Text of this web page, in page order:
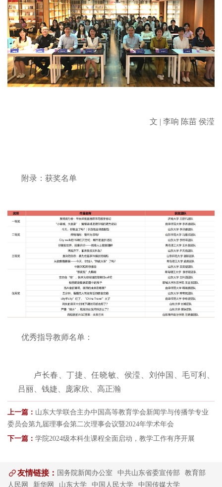
文 | 李响 陈苗 侯滢
附录：获奖名单
优秀指导教师名单：
卢长春、丁捷、任晓敏、侯滢、刘仲国、毛可利、
吕丽、钱婕、庞家欣、高正瀚
上一篇： 山东大学联合主办中国高等教育学会新闻学与传播学专业
委员会第九届理事会第二次理事会议暨2024年学术年会
下一篇： 学院2024级本科生课程全面启动，教学工作有序开展
友情链接： 国务院新闻办公室 中共山东省委宣传部
教育部
人民网
新华网 山东大学 中国人民大学 中国传媒大学